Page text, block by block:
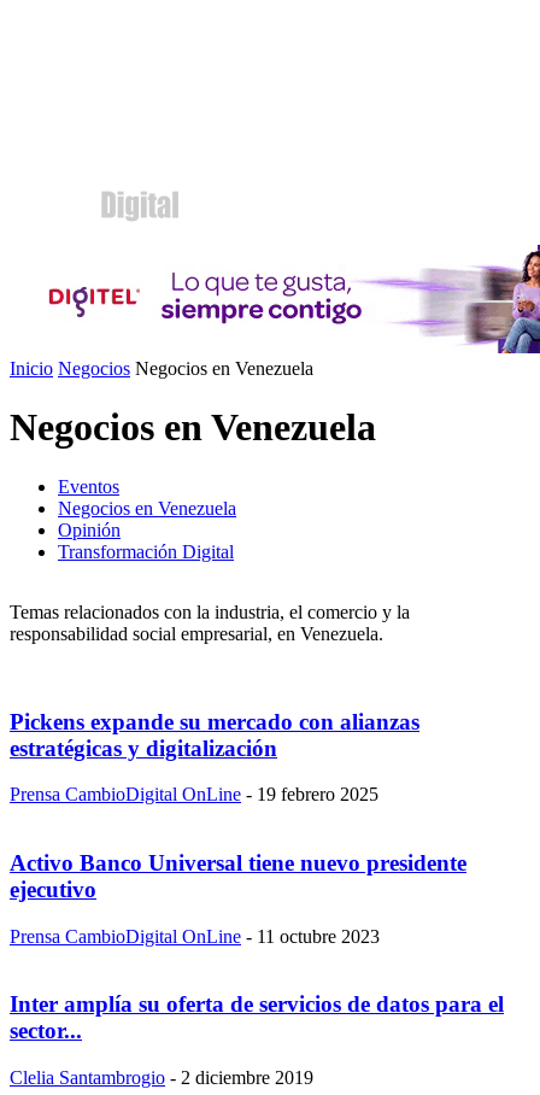
Inicio Negocios Negocios en Venezuela
Negocios en Venezuela
Eventos
Negocios en Venezuela
Opinión
Transformación Digital
Temas relacionados con la industria, el comercio y la
responsabilidad social empresarial, en Venezuela.
Pickens expande su mercado con alianzas
estratégicas y digitalización
Prensa CambioDigital OnLine - 19 febrero 2025
Activo Banco Universal tiene nuevo presidente
ejecutivo
Prensa CambioDigital OnLine - 11 octubre 2023
Inter amplía su oferta de servicios de datos para el
sector...
Clelia Santambrogio - 2 diciembre 2019